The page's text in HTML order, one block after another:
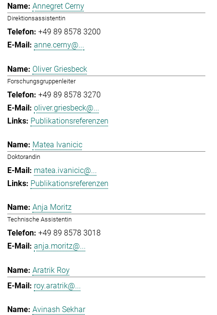
Annegret Cerny
Direktionsassistentin
+49 89 8578 3200
anne.cerny@...
Oliver Griesbeck
Forschungsgruppenleiter
+49 89 8578 3270
oliver.griesbeck@...
Publikationsreferenzen
Matea Ivanicic
Doktorandin
matea.ivanicic@...
Publikationsreferenzen
Anja Moritz
Technische Assistentin
+49 89 8578 3018
anja.moritz@...
Aratrik Roy
roy.aratrik@...
Avinash Sekhar